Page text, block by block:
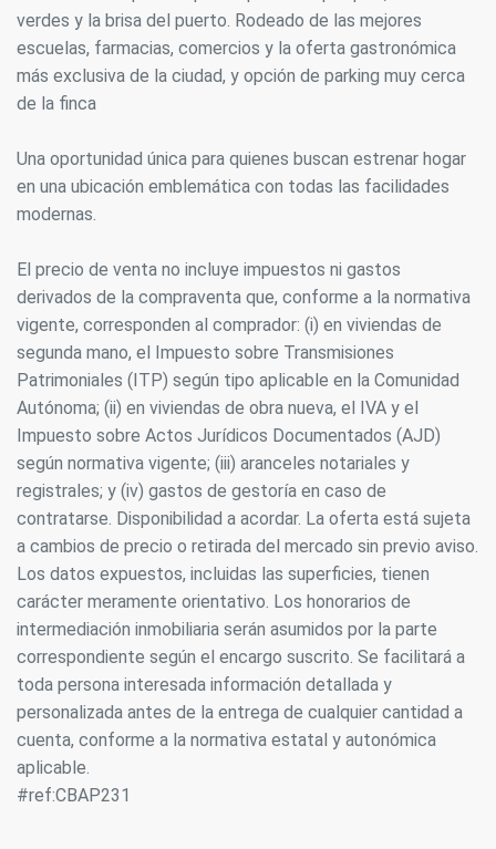
verdes y la brisa del puerto. Rodeado de las mejores
escuelas, farmacias, comercios y la oferta gastronómica
más exclusiva de la ciudad, y opción de parking muy cerca
de la finca
Una oportunidad única para quienes buscan estrenar hogar
en una ubicación emblemática con todas las facilidades
modernas.
El precio de venta no incluye impuestos ni gastos
derivados de la compraventa que, conforme a la normativa
vigente, corresponden al comprador: (i) en viviendas de
segunda mano, el Impuesto sobre Transmisiones
Patrimoniales (ITP) según tipo aplicable en la Comunidad
Autónoma; (ii) en viviendas de obra nueva, el IVA y el
Impuesto sobre Actos Jurídicos Documentados (AJD)
según normativa vigente; (iii) aranceles notariales y
registrales; y (iv) gastos de gestoría en caso de
contratarse. Disponibilidad a acordar. La oferta está sujeta
a cambios de precio o retirada del mercado sin previo aviso.
Los datos expuestos, incluidas las superficies, tienen
carácter meramente orientativo. Los honorarios de
intermediación inmobiliaria serán asumidos por la parte
correspondiente según el encargo suscrito. Se facilitará a
toda persona interesada información detallada y
personalizada antes de la entrega de cualquier cantidad a
cuenta, conforme a la normativa estatal y autonómica
aplicable.
#ref:CBAP231
Modify cookies
Technical and functional
Always active
This website uses its own Cookies to collect information in
order to improve our services. If you continue browsing,